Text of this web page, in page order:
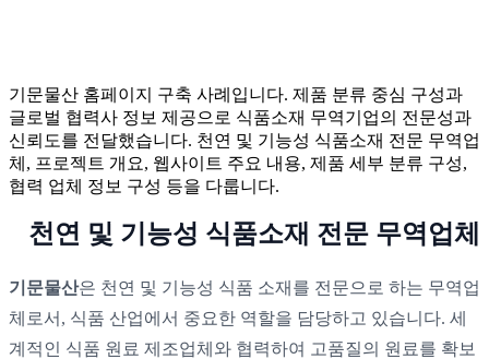
기문물산 홈페이지 구축 사례입니다. 제품 분류 중심 구성과
글로벌 협력사 정보 제공으로 식품소재 무역기업의 전문성과
신뢰도를 전달했습니다. 천연 및 기능성 식품소재 전문 무역업
체, 프로젝트 개요, 웹사이트 주요 내용, 제품 세부 분류 구성,
협력 업체 정보 구성 등을 다룹니다.
천연 및 기능성 식품소재 전문 무역업체
기문물산은 천연 및 기능성 식품 소재를 전문으로 하는 무역업
체로서, 식품 산업에서 중요한 역할을 담당하고 있습니다. 세
계적인 식품 원료 제조업체와 협력하여 고품질의 원료를 확보